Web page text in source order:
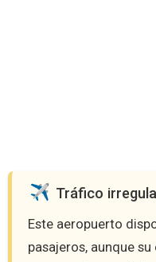
Tráfico
Este aeropuerto
pasajeros, aunque